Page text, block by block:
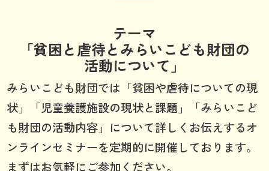
テーマ
「貧困と虐待とみらいこども財団の
活動について」
みらいこども財団では「貧困や虐待についての現
状」「児童養護施設の現状と課題」「みらいこど
も財団の活動内容」について詳しくお伝えするオ
ンラインセミナーを定期的に開催しております。
まずはお気軽にご参加ください。